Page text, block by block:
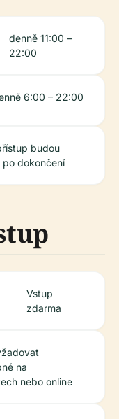
denně 11:00 –
22:00
6:00 – 22:00
budou
po dokončení
Vstup
zdarma
na
nebo online